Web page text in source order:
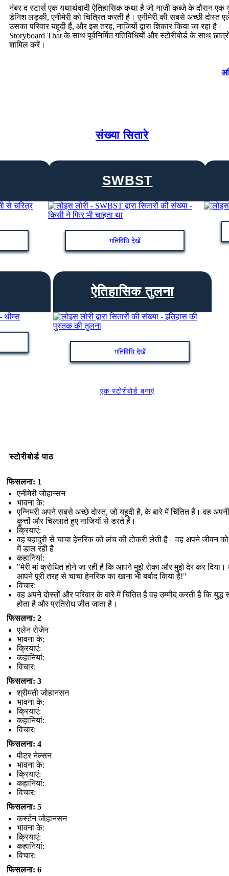
नंबर द स्टार्स एक यथार्थवादी ऐतिहासिक कथा है जो नाज़ी कब्जे के दौरान एक
डेनिश लड़की, एनीमेरी को चित्रित करती है। एनीमेरी की सबसे अच्छी दोस्त
उसका परिवार यहूदी हैं, और इस तरह, नाजियों द्वारा शिकार किया जा रहा है।
Storyboard That के साथ पूर्वनिर्मित गतिविधियों और स्टोरीबोर्ड के साथ
शामिल करें।
संख्या सितारे
SWBST
गतिविधि देखें
ऐतिहासिक तुलना
गतिविधि देखें
एक स्टोरीबोर्ड बनाएं
स्टोरीबोर्ड पाठ
फिसलना: 1
एनीमेरी जोहान्सन
भावना के:
एन्निमरी अपने सबसे अच्छे दोस्त, जो यहूदी है, के बारे में चिंतित हैं। वह
कुत्तों और चिल्लाते हुए नाजियों से डरते हैं।
क्रियाएं:
वह बहादुरी से चाचा हेनरिक को लंच की टोकरी लेती है। वह अपने जीवन
में डाल रही है
कहानियां:
"मेरी मां क्रोधित होने जा रही है कि आपने मुझे रोका और मुझे देर कर
आपने पूरी तरह से चाचा हेनरिक का खाना भी बर्बाद किया है!"
विचार:
वह अपने दोस्तों और परिवार के बारे में चिंतित है वह उम्मीद करती है कि युद्ध
होता है और प्रतिरोध जीत जाता है।
फिसलना: 2
एलेन रोजेन
भावना के:
क्रियाएं:
कहानियां:
विचार:
फिसलना: 3
श्रीमती जोहानसन
भावना के:
क्रियाएं:
कहानियां:
विचार:
फिसलना: 4
पीटर नेल्सन
भावना के:
क्रियाएं:
कहानियां:
विचार:
फिसलना: 5
कर्स्टन जोहानसन
भावना के:
क्रियाएं:
कहानियां:
विचार:
फिसलना: 6